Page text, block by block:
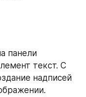
панели
текст. С
надписей